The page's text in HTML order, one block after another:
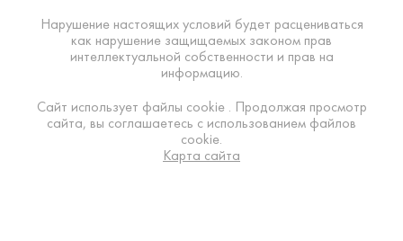
Нарушение настоящих условий будет расцениваться
как нарушение защищаемых законом прав
интеллектуальной собственности и прав на
информацию.
Сайт использует файлы cookie . Продолжая просмотр
сайта, вы соглашаетесь с использованием файлов
cookie.
Карта сайта